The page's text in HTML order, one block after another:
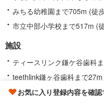
みちる幼稚園まで705m (徒
市立中部小学校まで517m (
施設
ティースリンク鎌ケ谷歯科
teethlink鎌ヶ谷歯科まで
ちばぎん ATM 東武鎌ケ谷駅
お気に入り登録内容を確認